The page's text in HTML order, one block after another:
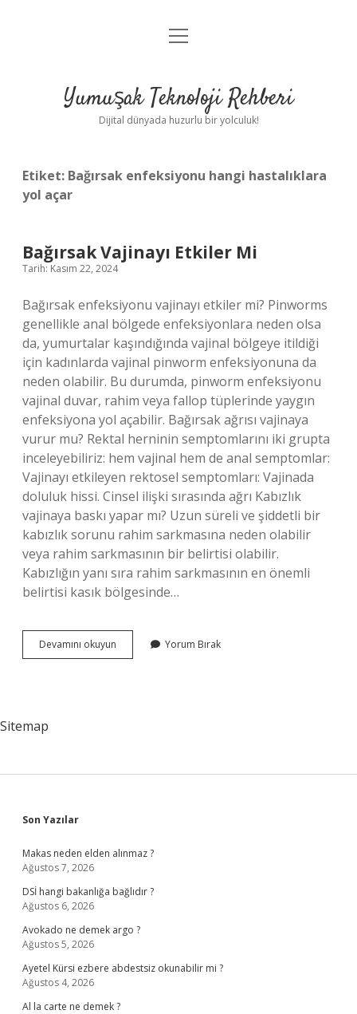
Anasayfa
Yasal Uyarı
menüyü
Yumuşak Teknoloji Rehberi
Dijital dünyada huzurlu bir yolculuk!
Etiket: Bağırsak enfeksiyonu hangi hastalıklara
yol açar
Bağırsak Vajinayı Etkiler Mi
Tarih: Kasım 22, 2024
Bağırsak enfeksiyonu vajinayı etkiler mi? Pinworms
genellikle anal bölgede enfeksiyonlara neden olsa
da, yumurtalar kaşındığında vajinal bölgeye itildiği
için kadınlarda vajinal pinworm enfeksiyonuna da
neden olabilir. Bu durumda, pinworm enfeksiyonu
vajinal duvar, rahim veya fallop tüplerinde yaygın
enfeksiyona yol açabilir. Bağırsak ağrısı vajinaya
vurur mu? Rektal herninin semptomlarını iki grupta
inceleyebiliriz: hem vajinal hem de anal semptomlar:
Vajinayı etkileyen rektosel semptomları: Vajinada
doluluk hissi. Cinsel ilişki sırasında ağrı Kabızlık
vajinaya baskı yapar mı? Uzun süreli ve şiddetli bir
kabızlık sorunu rahim sarkmasına neden olabilir
veya rahim sarkmasının bir belirtisi olabilir.
Kabızlığın yanı sıra rahim sarkmasının en önemli
belirtisi kasık bölgesinde…
Devamını okuyun Bağırsak
Vajinayı
Yorum Bırak
Sitemap
Sidebar
Son Yazılar
Makas neden elden alınmaz ?
Ağustos 7, 2026
DSİ hangi bakanlığa bağlıdır ?
Ağustos 6, 2026
Avokado ne demek argo ?
Ağustos 5, 2026
Ayetel Kürsi ezbere abdestsiz okunabilir mi ?
Ağustos 4, 2026
Al la carte ne demek ?